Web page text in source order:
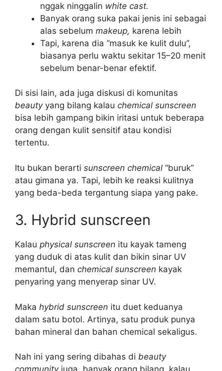
nggak ninggalin white cast.
Banyak orang suka pakai jenis ini sebagai
alas sebelum makeup, karena lebih
Tapi, karena dia “masuk ke kulit dulu”,
biasanya perlu waktu sekitar 15–20 menit
sebelum benar-benar efektif.
Di sisi lain, ada juga diskusi di komunitas
beautyyang bilang kalau chemical sunscreen
bisa lebih gampang bikin iritasi untuk beberapa
orang dengan kulit sensitif atau kondisi
tertentu.
Itu bukan berarti sunscreen chemical “buruk”
atau gimana ya. Tapi, lebih ke reaksi kulitnya
yang beda-beda tergantung siapa yang pake.
3. Hybrid sunscreen
Kalau physical sunscreen itu kayak tameng
yang duduk di atas kulit dan bikin sinar UV
memantul, dan chemical sunscreen kayak
penyaring yang menyerap sinar UV.
Maka hybrid sunscreen itu duet keduanya
dalam satu botol. Artinya, satu produk punya
bahan mineral dan bahan chemical sekaligus.
Nah ini yang sering dibahas di beauty